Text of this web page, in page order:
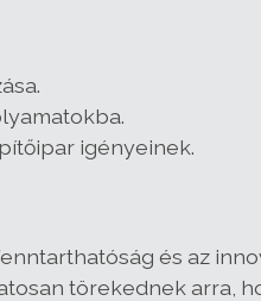
igényeinek.
és az
törekednek arra,